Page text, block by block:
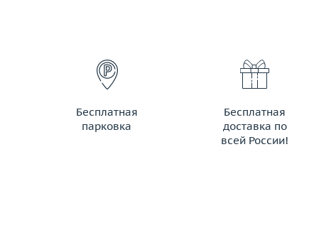
Бесплатная
парковка
Бесплатная
доставка по
всей России!